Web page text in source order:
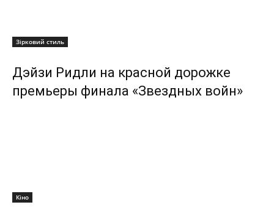
Зірковий стиль
Дэйзи Ридли на красной дорожке
премьеры финала «Звездных войн»
Кіно